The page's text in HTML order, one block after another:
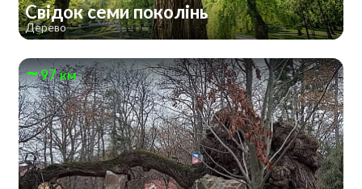
Свідок семи поколінь
Дерево
97 км